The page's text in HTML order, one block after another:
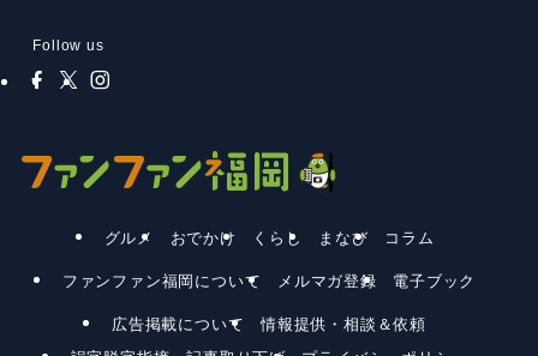
Follow us
グルメ おでかけ くらし まなび コラム
ファンファン福岡について メルマガ登録 電子ブック
広告掲載について
情報提供・相談＆依頼